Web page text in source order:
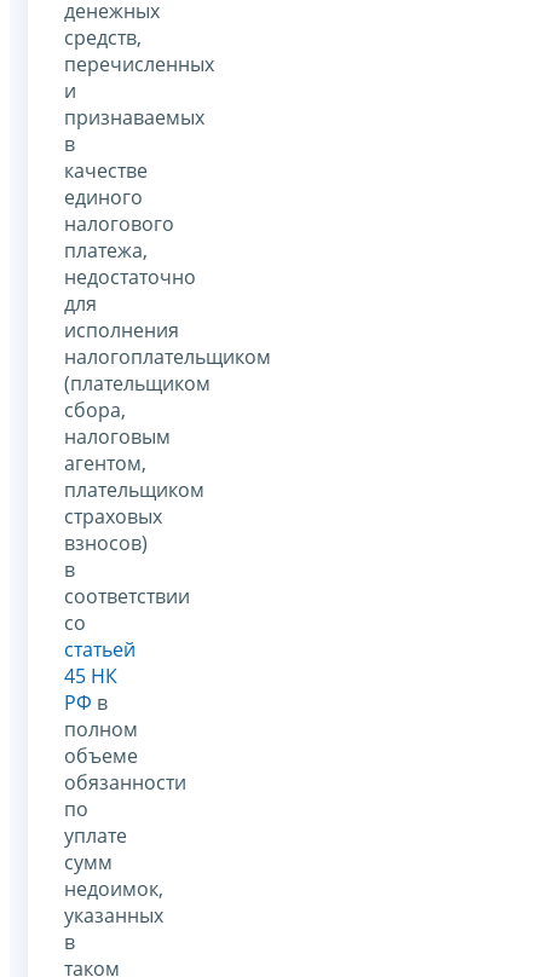
денежных
средств,
перечисленных
и
признаваемых
в
качестве
единого
налогового
платежа,
недостаточно
для
исполнения
налогоплательщиком
(плательщиком
сбора,
налоговым
агентом,
плательщиком
страховых
взносов)
в
соответствии
со
статьей
45 НК
РФ в
полном
объеме
обязанности
по
уплате
сумм
недоимок,
указанных
в
таком